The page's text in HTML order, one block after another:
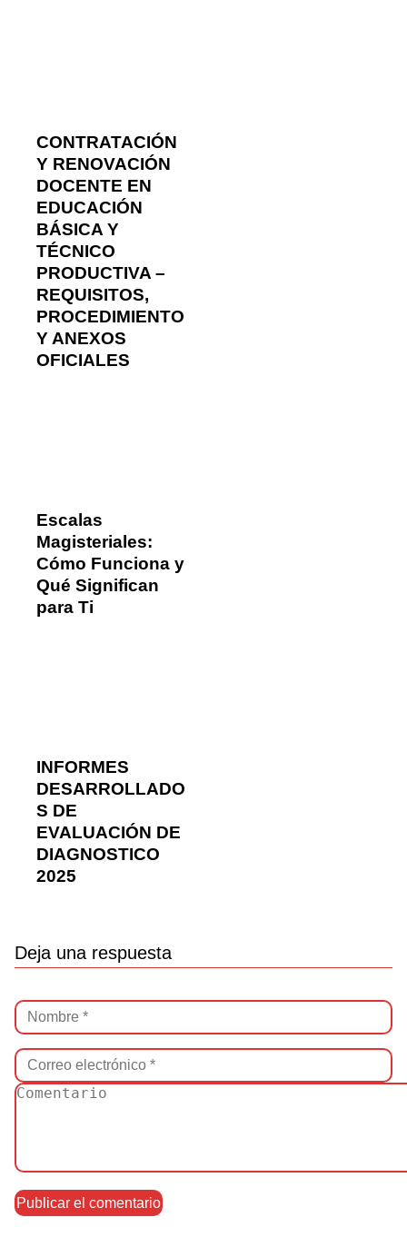
CONTRATACIÓN
Y RENOVACIÓN
DOCENTE EN
EDUCACIÓN
BÁSICA Y
TÉCNICO
PRODUCTIVA –
REQUISITOS,
PROCEDIMIENTO
Y ANEXOS
OFICIALES
Escalas
Magisteriales:
Cómo Funciona y
Qué Significan
para Ti
INFORMES
DESARROLLADO
S DE
EVALUACIÓN DE
DIAGNOSTICO
2025
Deja una respuesta